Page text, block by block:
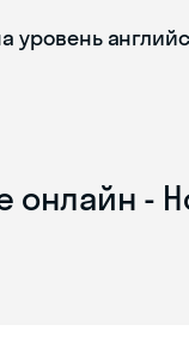
уровень
онлайн -